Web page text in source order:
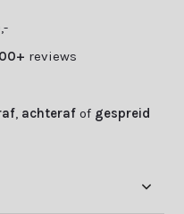
reviews
achteraf of gespreid